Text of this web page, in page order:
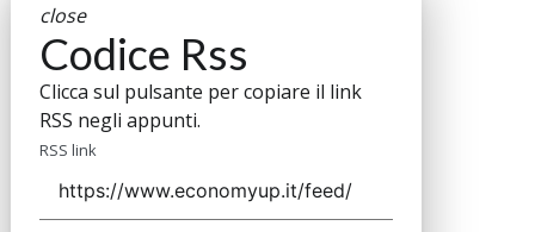
close
Codice Rss
Clicca sul pulsante per copiare il link
RSS negli appunti.
RSS link